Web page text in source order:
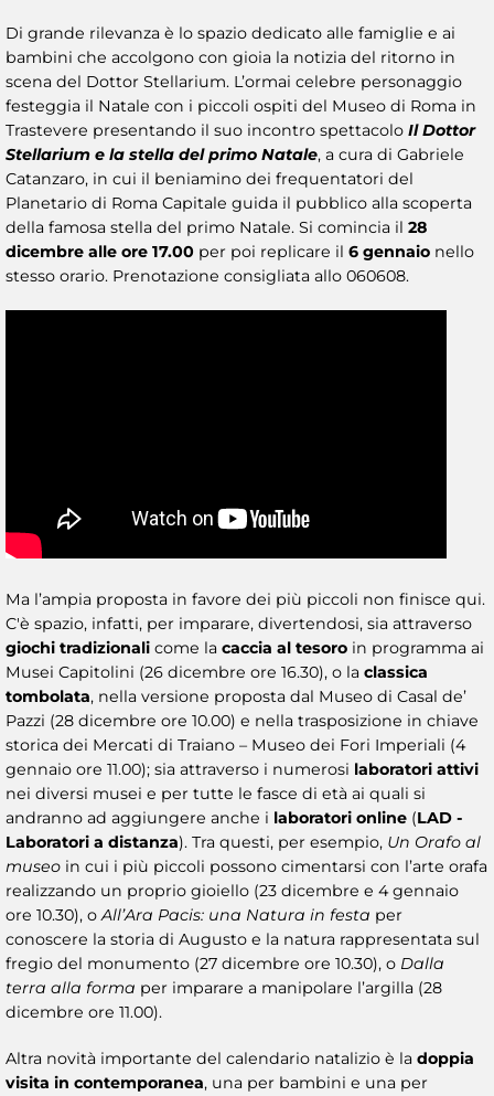
Di grande rilevanza è lo spazio dedicato alle famiglie e ai
bambini che accolgono con gioia la notizia del ritorno in
scena del Dottor Stellarium. L’ormai celebre personaggio
festeggia il Natale con i piccoli ospiti del Museo di Roma in
Trastevere presentando il suo incontro spettacolo Il Dottor
Stellarium e la stella del primo Natale, a cura di Gabriele
Catanzaro, in cui il beniamino dei frequentatori del
Planetario di Roma Capitale guida il pubblico alla scoperta
della famosa stella del primo Natale. Si comincia il 28
dicembre alle ore 17.00 per poi replicare il 6 gennaio nello
stesso orario. Prenotazione consigliata allo 060608.
Ma l’ampia proposta in favore dei più piccoli non finisce qui.
C'è spazio, infatti, per imparare, divertendosi, sia attraverso
giochi tradizionali come la caccia al tesoro in programma ai
Musei Capitolini (26 dicembre ore 16.30), o la classica
tombolata, nella versione proposta dal Museo di Casal de’
Pazzi (28 dicembre ore 10.00) e nella trasposizione in chiave
storica dei Mercati di Traiano – Museo dei Fori Imperiali (4
gennaio ore 11.00); sia attraverso i numerosi laboratori attivi
nei diversi musei e per tutte le fasce di età ai quali si
andranno ad aggiungere anche i laboratori online (LAD -
Laboratori a distanza). Tra questi, per esempio, Un Orafo al
museo in cui i più piccoli possono cimentarsi con l’arte orafa
realizzando un proprio gioiello (23 dicembre e 4 gennaio
ore 10.30), oAll’Ara Pacis: una Natura in festa per
conoscere la storia di Augusto e la natura rappresentata sul
fregio del monumento (27 dicembre ore 10.30), o Dalla
terra alla forma per imparare a manipolare l’argilla (28
dicembre ore 11.00).
Altra novità importante del calendario natalizio è la doppia
visita in contemporanea, una per bambini e una per